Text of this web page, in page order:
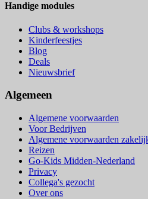
Handige modules
Clubs & workshops
Kinderfeestjes
Blog
Deals
Nieuwsbrief
Algemeen
Algemene voorwaarden
Voor Bedrijven
Algemene voorwaarden
Reizen
Go-Kids Midden-Nederland
Privacy
Collega's gezocht
Over ons